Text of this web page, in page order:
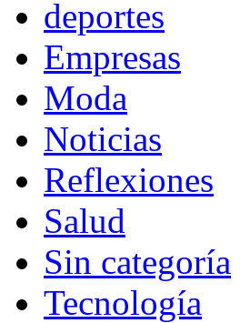
deportes
Empresas
Moda
Noticias
Reflexiones
Salud
Sin categoría
Tecnología